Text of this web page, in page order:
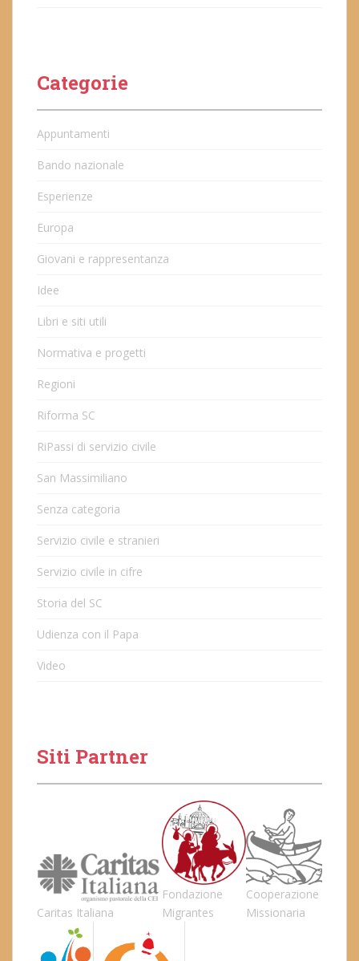
Categorie
Appuntamenti
Bando nazionale
Esperienze
Europa
Giovani e rappresentanza
Idee
Libri e siti utili
Normativa e progetti
Regioni
Riforma SC
RiPassi di servizio civile
San Massimiliano
Senza categoria
Servizio civile e stranieri
Servizio civile in cifre
Storia del SC
Udienza con il Papa
Video
Siti Partner
Caritas Italiana
Fondazione
Migrantes
Cooperazione
Missionaria